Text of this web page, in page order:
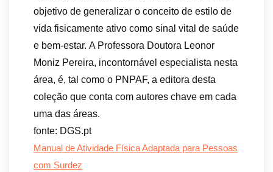
objetivo de generalizar o conceito de estilo de
vida fisicamente ativo como sinal vital de saúde
e bem-estar. A Professora Doutora Leonor
Moniz Pereira, incontornável especialista nesta
área, é, tal como o PNPAF, a editora desta
coleção que conta com autores chave em cada
uma das áreas.
fonte: DGS.pt
Manual de Atividade Física Adaptada para Pessoas
com Surdez